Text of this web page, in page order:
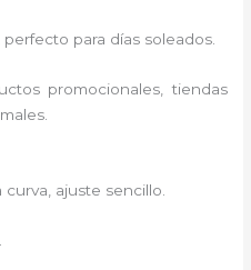
perfecto para días soleados.
promocionales, tiendas
curva, ajuste sencillo.